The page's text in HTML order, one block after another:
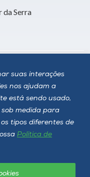
suas interações
nos ajudam a
está sendo usado,
medida para
tipos diferentes de
Política de
da Serra